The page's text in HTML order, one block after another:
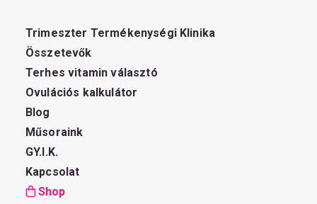
Trimeszter Termékenységi Klinika
Összetevők
Terhes vitamin választó
Ovulációs kalkulátor
Blog
Műsoraink
GY.I.K.
Kapcsolat
Shop